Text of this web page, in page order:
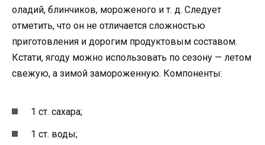
оладий, блинчиков, мороженого и т. д. Следует
отметить, что он не отличается сложностью
приготовления и дорогим продуктовым составом.
Кстати, ягоду можно использовать по сезону — летом
свежую, а зимой замороженную. Компоненты:
1 ст. сахара;
1 ст. воды;